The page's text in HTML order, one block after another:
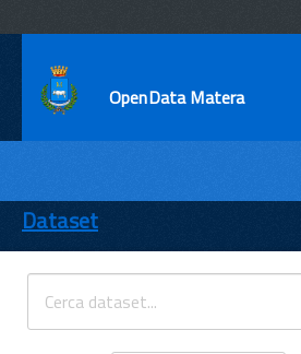
OpenData Matera
ENTI
TEMI
INFORMAZIONI
Dataset